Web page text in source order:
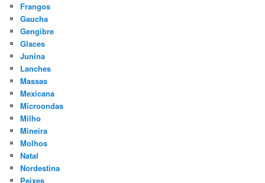
Frangos
Gaucha
Gengibre
Glaces
Junina
Lanches
Massas
Mexicana
Microondas
Milho
Mineira
Molhos
Natal
Nordestina
Peixes